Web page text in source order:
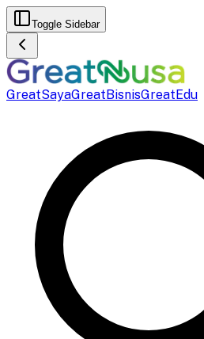
Toggle Sidebar
GreatSayaGreatBisnisGreatEdu